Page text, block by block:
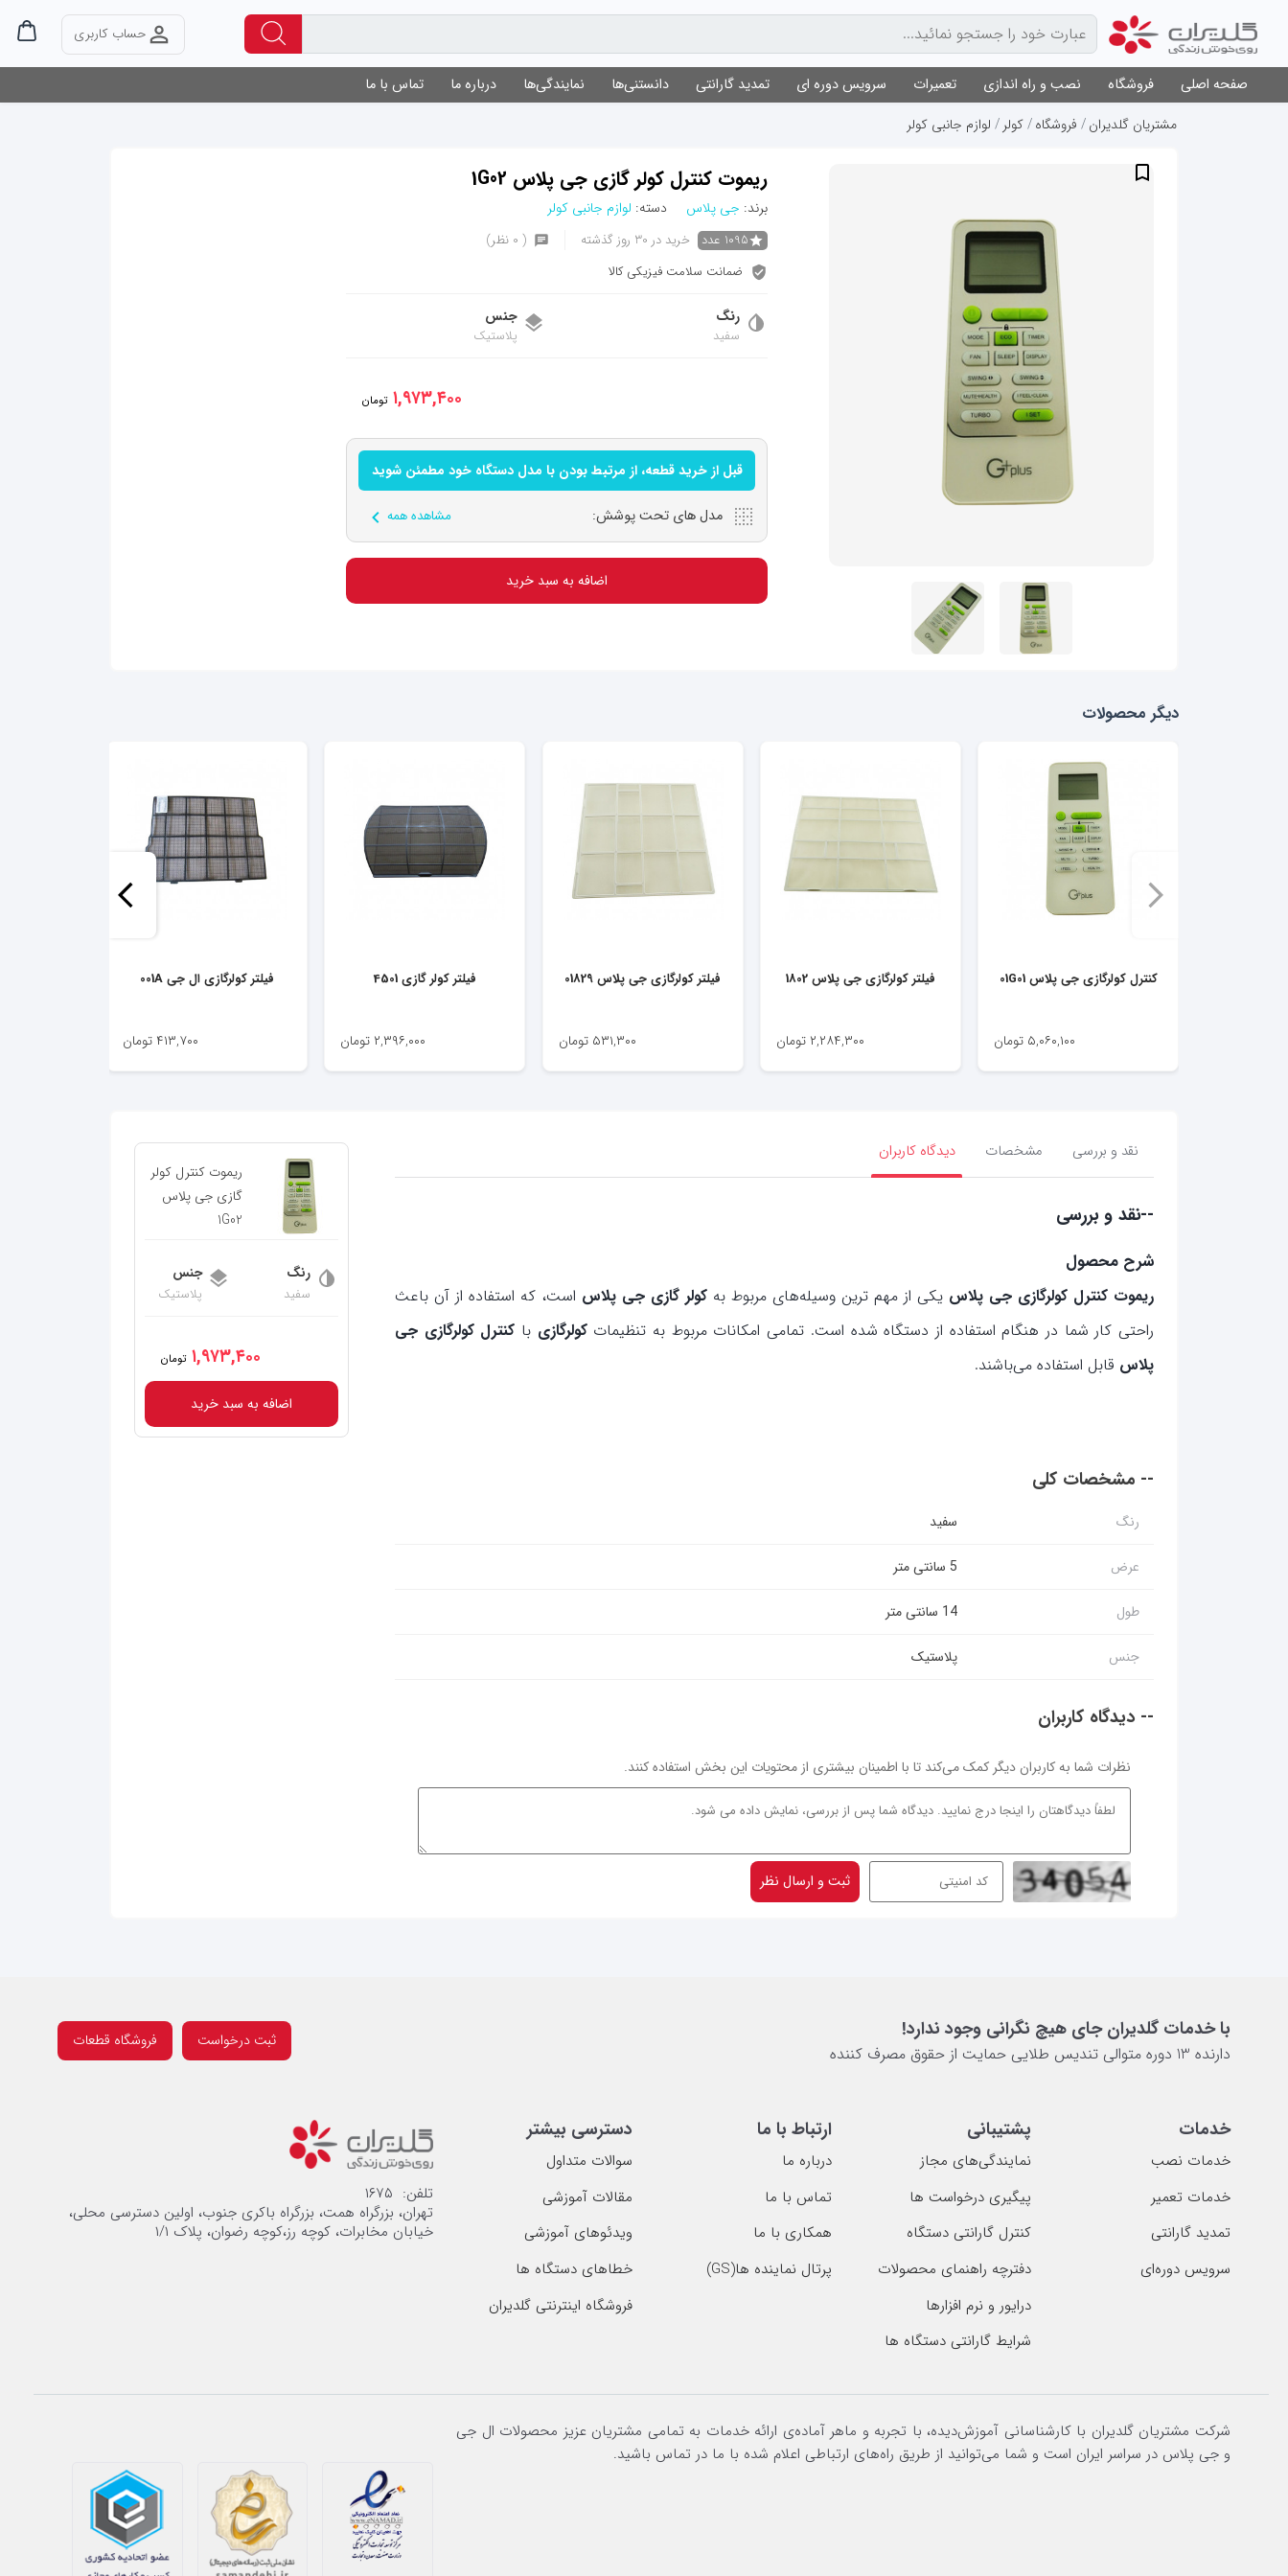
حساب کاربری
صفحه اصلی فروشگاه نصب و راه اندازی تعمیرات سرویس دوره ای تمدید گارانتی دانستنی‌ها نمایندگی‌ها درباره ما تماس با ما
مشتریان گلدیران فروشگاه کولر لوازم جانبی کولر
ریموت کنترل کولر گازی جی پلاس 1G02
برند: جی پلاس دسته: لوازم جانبی کولر
1095 عدد خرید در 30 روز گذشته
( 0 نظر)
ضمانت سلامت فیزیکی کالا
رنگ
سفید
جنس
پلاستیک
۱,۹۷۳,۴۰۰ تومان
قبل از خرید قطعه، از مرتبط بودن با مدل دستگاه خود مطمئن شوید
مدل های تحت پوشش: مشاهده همه
اضافه به سبد خرید
دیگر محصولات
کنترل کولرگازی جی پلاس 01G01
۵,۰۶۰,۱۰۰ تومان
فیلتر کولرگازی جی پلاس 1802
۲,۲۸۴,۳۰۰ تومان
فیلتر کولرگازی جی پلاس 01829
۵۳۱,۳۰۰ تومان
فیلتر کولر گازی 4501
۲,۳۹۶,۰۰۰ تومان
فیلتر کولرگازی ال جی 001A
۴۱۳,۷۰۰ تومان
نقد و بررسی مشخصات دیدگاه کاربران
--نقد و بررسی
شرح محصول
ریموت کنترل کولرگازی جی پلاس یکی از مهم ترین وسیله‌های مربوط به کولر گازی جی پلاس است، که استفاده از آن باعث
راحتی کار شما در هنگام استفاده از دستگاه شده است. تمامی امکانات مربوط به تنظیماتکولرگازی با کنترل کولرگازی جی
پلاس قابل استفاده می‌باشند.
-- مشخصات کلی
رنگ سفید
عرض 5 سانتی متر
طول 14 سانتی متر
جنس پلاستیک
-- دیدگاه کاربران
نظرات شما به کاربران دیگر کمک می‌کند تا با اطمینان بیشتری از محتویات این بخش استفاده کنند.
ثبت و ارسال نظر
ریموت کنترل کولر
گازی جی پلاس
1G02
رنگ
سفید
جنس
پلاستیک
۱,۹۷۳,۴۰۰ تومان
اضافه به سبد خرید
با خدمات گلدیران جای هیچ نگرانی وجود ندارد!
دارنده 13 دوره متوالی تندیس طلایی حمایت از حقوق مصرف کننده
ثبت درخواست فروشگاه قطعات
خدمات
خدمات نصب
خدمات تعمیر
تمدید گارانتی
سرویس دوره‌ای
پشتیبانی
نمایندگی‌های مجاز
پیگیری درخواست ها
کنترل گارانتی دستگاه
دفترچه راهنمای محصولات
درایور و نرم افزارها
شرایط گارانتی دستگاه ها
ارتباط با ما
درباره ما
تماس با ما
همکاری با ما
پرتال نماینده ها(GS)
دسترسی بیشتر
سوالات متداول
مقالات آموزشی
ویدئوهای آموزشی
خطاهای دستگاه ها
فروشگاه اینترنتی گلدیران
تلفن: ۱۶۷۵
تهران، بزرگراه همت، بزرگراه باکری جنوب، اولین دسترسی محلی،
خیابان مخابرات، کوچه رز،کوچه رضوان، پلاک ۱/۱
شرکت مشتریان گلدیران با کارشناسانی آموزش‌دیده، با تجربه و ماهر آماده‌ی ارائه خدمات به تمامی مشتریان عزیز محصولات ال جی
و جی پلاس در سراسر ایران است و شما می‌توانید از طریق راه‌های ارتباطی اعلام شده با ما در تماس باشید.